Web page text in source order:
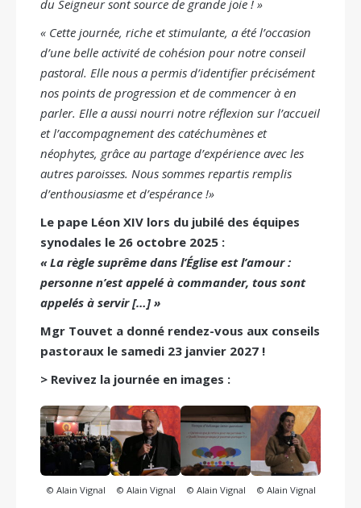
du Seigneur sont source de grande joie ! »
« Cette journée, riche et stimulante, a été l’occasion
d’une belle activité de cohésion pour notre conseil
pastoral. Elle nous a permis d’identifier précisément
nos points de progression et de commencer à en
parler. Elle a aussi nourri notre réflexion sur l’accueil
et l’accompagnement des catéchumènes et
néophytes, grâce au partage d’expérience avec les
autres paroisses. Nous sommes repartis remplis
d’enthousiasme et d’espérance !»
Le pape Léon XIV lors du jubilé des équipes
synodales le 26 octobre 2025 :
« La règle suprême dans l’Église est l’amour :
personne n’est appelé à commander, tous sont
appelés à servir […] »
Mgr Touvet a donné rendez-vous aux conseils
pastoraux le samedi 23 janvier 2027 !
> Revivez la journée en images :
© Alain Vignal © Alain Vignal © Alain Vignal © Alain Vignal